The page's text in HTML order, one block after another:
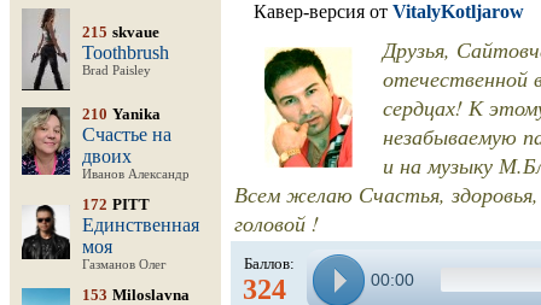
215 skvaue
Toothbrush
Brad Paisley
210 Yanika
Счастье на
двоих
Иванов Александр
172 PITT
Единственная
моя
Газманов Олег
153 Miloslavna
Кавер-версия от VitalyKotljarow
Друзья,
отечественной
сердцах! К
незабываемую
и на музыку
Всем желаю Счастья, здоровья,
головой !
Баллов:
324 00:00